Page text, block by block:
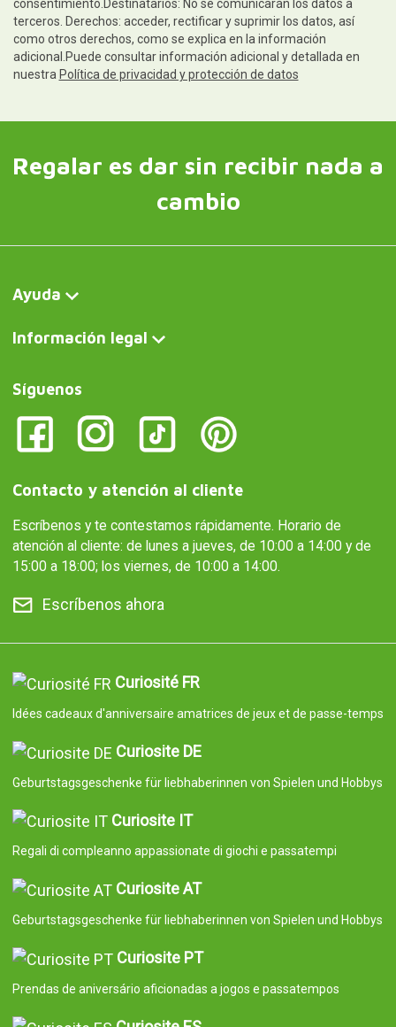
consentimiento.Destinatarios: No se comunicarán los datos a
terceros. Derechos: acceder, rectificar y suprimir los datos, así
como otros derechos, como se explica en la información
adicional.Puede consultar información adicional y detallada en
nuestra Política de privacidad y protección de datos
Regalar es dar sin recibir nada a
cambio
Ayuda
Información legal
Síguenos
Contacto y atención al cliente
Escríbenos y te contestamos rápidamente. Horario de
atención al cliente: de lunes a jueves, de 10:00 a 14:00 y de
15:00 a 18:00; los viernes, de 10:00 a 14:00.
Escríbenos ahora
Curiosité FR
Idées cadeaux d'anniversaire amatrices de jeux et de passe-temps
Curiosite DE
Geburtstagsgeschenke für liebhaberinnen von Spielen und Hobbys
Curiosite IT
Regali di compleanno appassionate di giochi e passatempi
Curiosite AT
Geburtstagsgeschenke für liebhaberinnen von Spielen und Hobbys
Curiosite PT
Prendas de aniversário aficionadas a jogos e passatempos